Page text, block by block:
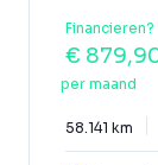
Financieren?
€
per maand
58.141 km